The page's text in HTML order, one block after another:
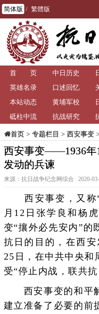
简体版 / 繁體版
首 页 中日历史
英雄名录
口述回忆
本站动态
黄埔军校
砥柱中流
抗战研究
首页> 专题栏目 > 西安事变
西安事变——1936年
发动的兵谏
来源：抗日战争纪念网综合 2020-03-
西安事变，又称“
月12日张学良和杨
变“攘外必先安内”的
抗日的目的，在西安
25日，在中共中央和
受“停止内战，联共
西安事变的和平解
建立准备了必要的前